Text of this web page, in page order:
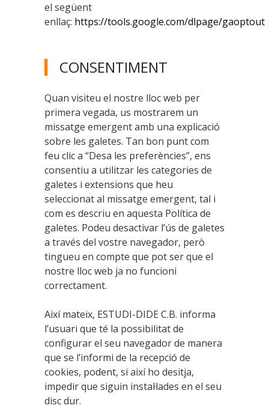
el següent
enllaç: https://tools.google.com/dlpage/gaoptout
CONSENTIMENT
Quan visiteu el nostre lloc web per
primera vegada, us mostrarem un
missatge emergent amb una explicació
sobre les galetes. Tan bon punt com
feu clic a “Desa les preferències”, ens
consentiu a utilitzar les categories de
galetes i extensions que heu
seleccionat al missatge emergent, tal i
com es descriu en aquesta Política de
galetes. Podeu desactivar l’ús de galetes
a través del vostre navegador, però
tingueu en compte que pot ser que el
nostre lloc web ja no funcioni
correctament.
Així mateix, ESTUDI-DIDE C.B. informa
l’usuari que té la possibilitat de
configurar el seu navegador de manera
que se l’informi de la recepció de
cookies, podent, si així ho desitja,
impedir que siguin instal·lades en el seu
disc dur.